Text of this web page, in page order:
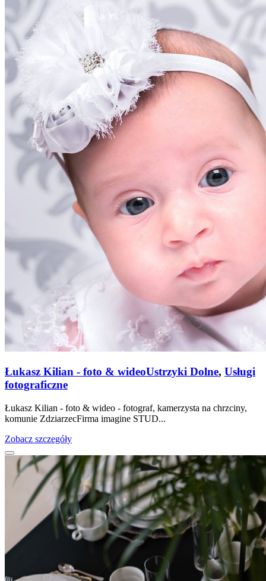
Łukasz Kilian - foto & wideoUstrzyki Dolne, Usługi
fotograficzne
Łukasz Kilian - foto & wideo - fotograf, kamerzysta na chrzciny,
komunie ZdziarzecFirma imagine STUD...
Zobacz szczegóły